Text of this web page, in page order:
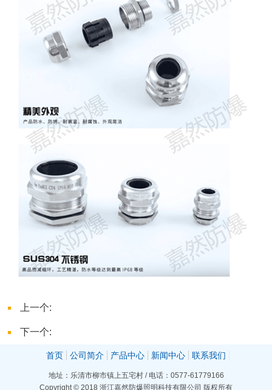
上一个:
下一个:
首页 公司简介 产品中心 新闻中心 联系我们
地址：乐清市柳市镇上五宅村 / 电话：0577-61779166
Copyright © 2018 浙江嘉然防爆照明科技有限公司 版权所有